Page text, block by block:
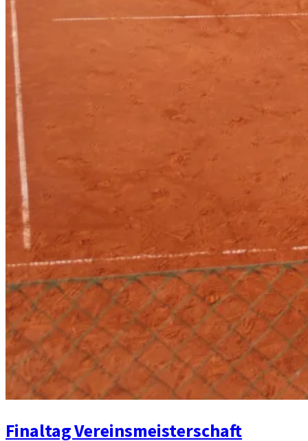
Finaltag Vereinsmeisterschaft